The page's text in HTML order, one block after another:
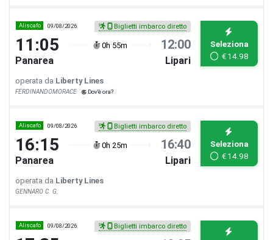
Aliscafo 09/08/2026 Biglietti imbarco diretto
11:05 0h 55m 12:00
Panarea Lipari
Seleziona
€14.98
operata da Liberty Lines
FERDINANDOMORACE Dov'è ora?
Aliscafo 09/08/2026 Biglietti imbarco diretto
16:15 0h 25m 16:40
Panarea Lipari
Seleziona
€14.98
operata da Liberty Lines
GENNARO C. G.
Aliscafo 09/08/2026 Biglietti imbarco diretto